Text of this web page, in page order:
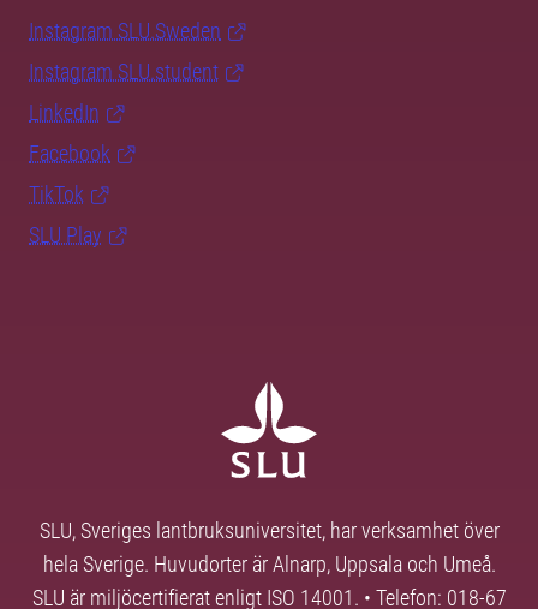
Instagram SLU.Sweden
Instagram SLU.student
LinkedIn
Facebook
TikTok
SLU Play
SLU, Sveriges lantbruksuniversitet, har verksamhet över
hela Sverige. Huvudorter är Alnarp, Uppsala och Umeå.
SLU är miljöcertifierat enligt ISO 14001. • Telefon: 018-67